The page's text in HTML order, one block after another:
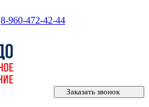
8-960-472-42-44
Заказать звонок